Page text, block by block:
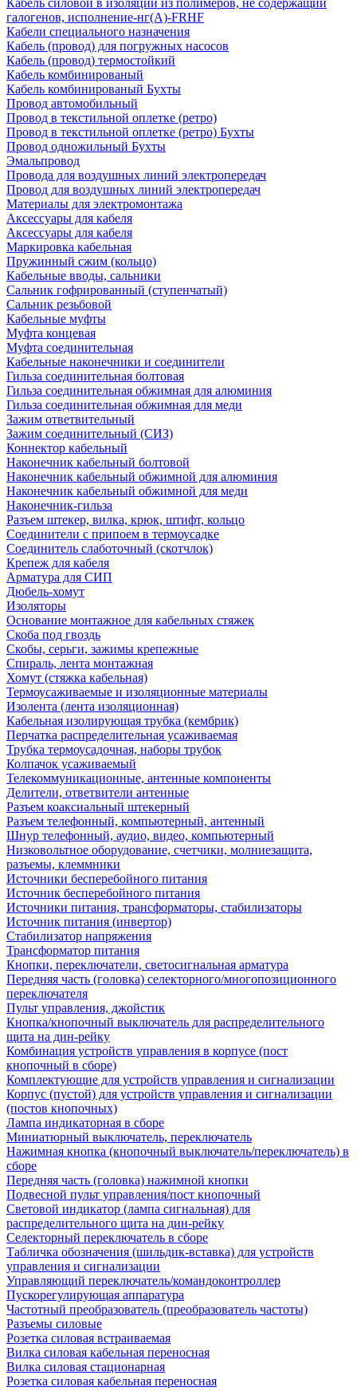
Кабель силовой в изоляции из полимеров, не содержащий
галогенов, исполнение-нг(А)-FRHF
Кабели специального назначения
Кабель (провод) для погружных насосов
Кабель (провод) термостойкий
Кабель комбинированый
Кабель комбинированый Бухты
Провод автомобильный
Провод в текстильной оплетке (ретро)
Провод в текстильной оплетке (ретро) Бухты
Провод одножильный Бухты
Эмальпровод
Провода для воздушных линий электропередач
Провод для воздушных линий электропередач
Материалы для электромонтажа
Аксессуары для кабеля
Аксессуары для кабеля
Маркировка кабельная
Пружинный сжим (кольцо)
Кабельные вводы, сальники
Сальник гофрированный (ступенчатый)
Сальник резьбовой
Кабельные муфты
Муфта концевая
Муфта соединительная
Кабельные наконечники и соединители
Гильза соединительная болтовая
Гильза соединительная обжимная для алюминия
Гильза соединительная обжимная для меди
Зажим ответвительный
Зажим соединительный (СИЗ)
Коннектор кабельный
Наконечник кабельный болтовой
Наконечник кабельный обжимной для алюминия
Наконечник кабельный обжимной для меди
Наконечник-гильза
Разъем штекер, вилка, крюк, штифт, кольцо
Соединители с припоем в термоусадке
Соединитель слаботочный (скотчлок)
Крепеж для кабеля
Арматура для СИП
Дюбель-хомут
Изоляторы
Основание монтажное для кабельных стяжек
Скоба под гвоздь
Скобы, серьги, зажимы крепежные
Спираль, лента монтажная
Хомут (стяжка кабельная)
Термоусаживаемые и изоляционные материалы
Изолента (лента изоляционная)
Кабельная изолирующая трубка (кембрик)
Перчатка распределительная усаживаемая
Трубка термоусадочная, наборы трубок
Колпачок усаживаемый
Телекоммуникационные, антенные компоненты
Делители, ответвители антенные
Разъем коаксиальный штекерный
Разъем телефонный, компьютерный, антенный
Шнур телефонный, аудио, видео, компьютерный
Низковольтное оборудование, счетчики, молниезащита,
разъемы, клеммники
Источники бесперебойного питания
Источник бесперебойного питания
Источники питания, трансформаторы, стабилизаторы
Источник питания (инвертор)
Стабилизатор напряжения
Трансформатор питания
Кнопки, переключатели, светосигнальная арматура
Передняя часть (головка) селекторного/многопозиционного
переключателя
Пульт управления, джойстик
Кнопка/кнопочный выключатель для распределительного
щита на дин-рейку
Комбинация устройств управления в корпусе (пост
кнопочный в сборе)
Комплектующие для устройств управления и сигнализации
Корпус (пустой) для устройств управления и сигнализации
(постов кнопочных)
Лампа индикаторная в сборе
Миниатюрный выключатель, переключатель
Нажимная кнопка (кнопочный выключатель/переключатель) в
сборе
Передняя часть (головка) нажимной кнопки
Подвесной пульт управления/пост кнопочный
Световой индикатор (лампа сигнальная) для
распределительного щита на дин-рейку
Селекторный переключатель в сборе
Табличка обозначения (шильдик-вставка) для устройств
управления и сигнализации
Управляющий переключатель/командоконтроллер
Пускорегулирующая аппаратура
Частотный преобразователь (преобразователь частоты)
Разъемы силовые
Розетка силовая встраиваемая
Вилка силовая кабельная переносная
Вилка силовая стационарная
Розетка силовая кабельная переносная